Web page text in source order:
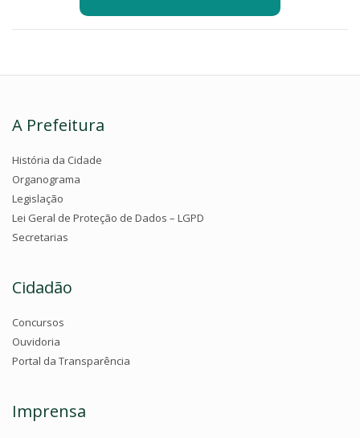
A Prefeitura
História da Cidade
Organograma
Legislação
Lei Geral de Proteção de Dados – LGPD
Secretarias
Cidadão
Concursos
Ouvidoria
Portal da Transparência
Imprensa